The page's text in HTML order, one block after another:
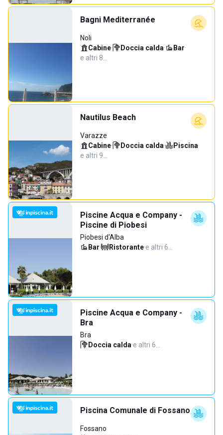
Bagni Mediterranée
Noli
Cabine· Doccia calda· Bar·
e altri 8…
Nautilus Beach
Varazze
Cabine· Doccia calda· Piscina·
e altri 9…
Piscine Acqua e Company -
Piscine di Piobesi
Piobesi d'Alba
Bar· Ristorante·e altri 6…
Piscine Acqua e Company -
Bra
Bra
Doccia calda·e altri 6…
Piscina Comunale di Fossano
Fossano